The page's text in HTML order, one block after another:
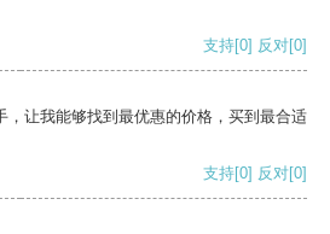
支持[0] 反对[0]
，让我能够找到最优惠的价格，买到最合适
支持[0] 反对[0]